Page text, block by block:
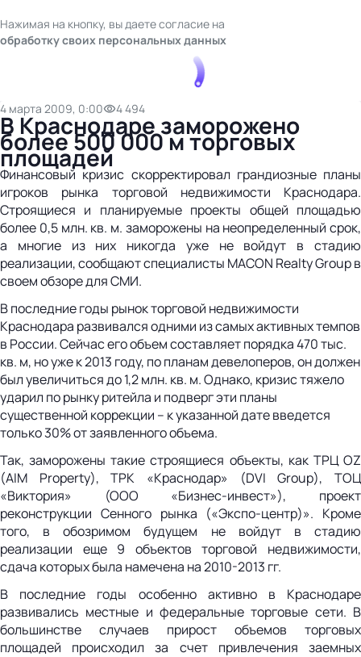
Нажимая на кнопку, вы даете согласие на
обработку своих персональных данных
4 марта 2009, 0:00 4 494
В Краснодаре заморожено
более 500 000 м торговых
площадей
Финансовый кризис скорректировал грандиозные планы
игроков рынка торговой недвижимости Краснодара.
Строящиеся и планируемые проекты общей площадью
более 0,5 млн. кв. м. заморожены на неопределенный срок,
а многие из них никогда уже не войдут в стадию
реализации, сообщают специалисты MACON Realty Group в
своем обзоре для СМИ.
В последние годы рынок торговой недвижимости
Краснодара развивался одними из самых активных темпов
в России. Сейчас его объем составляет порядка 470 тыс.
кв. м, но уже к 2013 году, по планам девелоперов, он должен
был увеличиться до 1,2 млн. кв. м. Однако, кризис тяжело
ударил по рынку ритейла и подверг эти планы
существенной коррекции – к указанной дате введется
только 30% от заявленного объема.
Так, заморожены такие строящиеся объекты, как ТРЦ OZ
(AIM Property), ТРК «Краснодар» (DVI Group), ТОЦ
«Виктория» (ООО «Бизнес-инвест»), проект
реконструкции Сенного рынка («Экспо-центр)». Кроме
того, в обозримом будущем не войдут в стадию
реализации еще 9 объектов торговой недвижимости,
сдача которых была намечена на 2010-2013 гг.
В последние годы особенно активно в Краснодаре
развивались местные и федеральные торговые сети. В
большинстве случаев прирост объемов торговых
площадей происходил за счет привлечения заемных